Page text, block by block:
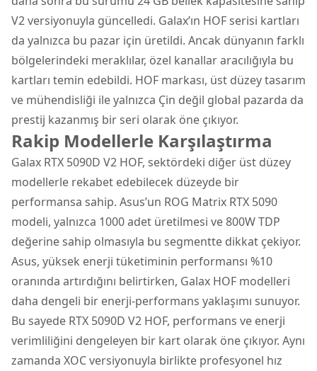
V2 versiyonuyla güncelledi. Galax’ın HOF serisi kartları
da yalnızca bu pazar için üretildi. Ancak dünyanın farklı
bölgelerindeki meraklılar, özel kanallar aracılığıyla bu
kartları temin edebildi. HOF markası, üst düzey tasarım
ve mühendisliği ile yalnızca Çin değil global pazarda da
prestij kazanmış bir seri olarak öne çıkıyor.
Rakip Modellerle Karşılaştırma
Galax RTX 5090D V2 HOF, sektördeki diğer üst düzey
modellerle rekabet edebilecek düzeyde bir
performansa sahip. Asus’un ROG Matrix RTX 5090
modeli, yalnızca 1000 adet üretilmesi ve 800W TDP
değerine sahip olmasıyla bu segmentte dikkat çekiyor.
Asus, yüksek enerji tüketiminin performansı %10
oranında artırdığını belirtirken, Galax HOF modelleri
daha dengeli bir enerji-performans yaklaşımı sunuyor.
Bu sayede RTX 5090D V2 HOF, performans ve enerji
verimliliğini dengeleyen bir kart olarak öne çıkıyor. Aynı
zamanda XOC versiyonuyla birlikte profesyonel hız